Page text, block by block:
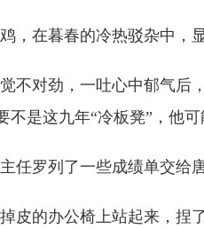
，在暮春的冷热驳杂中，
不对劲，一吐心中郁气后
不是这九年“冷板凳”，他
任罗列了一些成绩单交给
皮的办公椅上站起来，捏